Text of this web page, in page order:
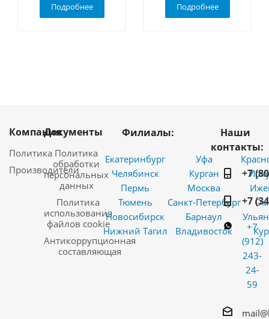
Подробнее Подробнее
Компания
Политика
Производители
Документы
Политика
обработки
персональных
данных
Политика
использования
файлов cookie
Антикоррупционная
составляющая
Филиалы:
Екатеринбург
Челябинск
Пермь
Тюмень
Новосибирск
Нижний Тагил
Уфа
Курган
Москва
Санкт-Петербург
Барнаул
Владивосток
Наши
контакты:
+7
+7
+7
(912)
243-
24-
59